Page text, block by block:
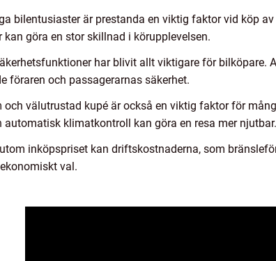
bilentusiaster är prestanda en viktig faktor vid köp
göra en stor skillnad i körupplevelsen.
har blivit allt viktigare för bilköpare.
föraren och passagerarnas säkerhet.
välutrustad kupé är också en viktig faktor för
klimatkontroll kan göra en resa mer njutbar.
inköpspriset kan driftskostnaderna, som
val.